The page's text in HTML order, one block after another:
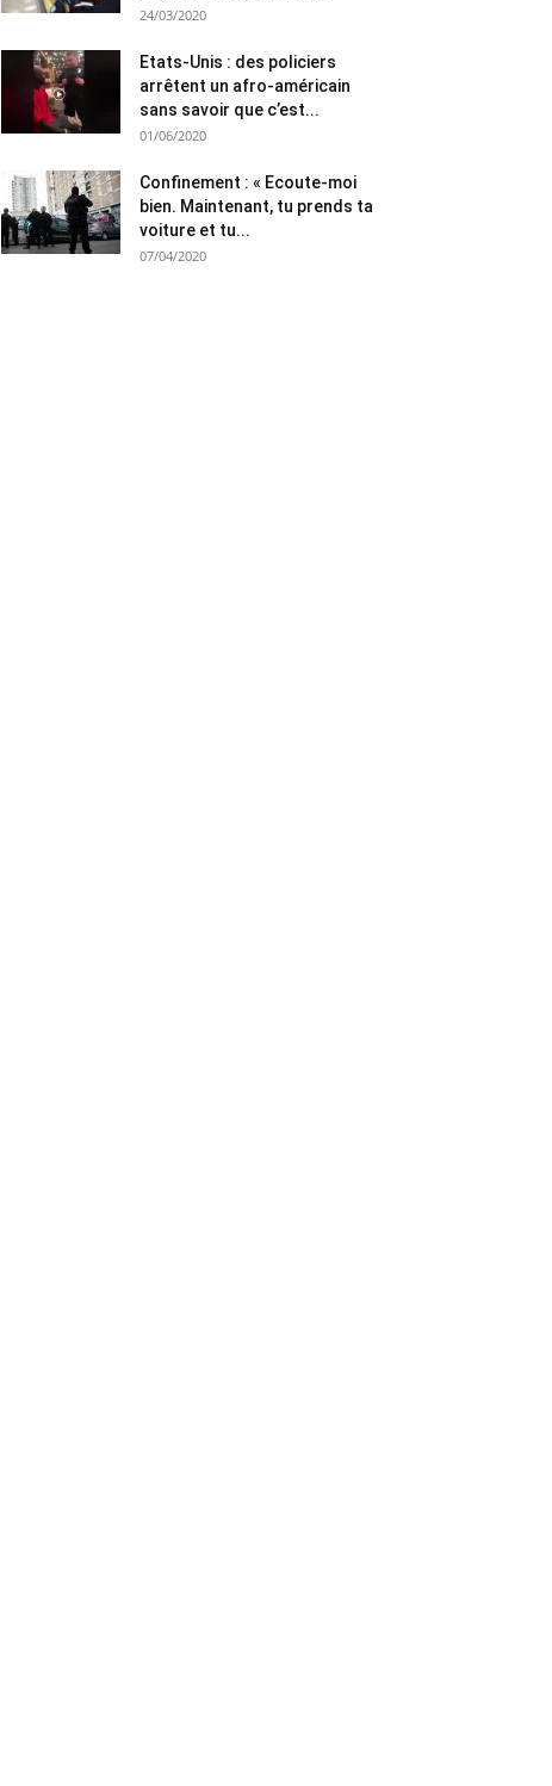
24/03/2020
Etats-Unis : des policiers
arrêtent un afro-américain
sans savoir que c’est...
01/06/2020
Confinement : « Ecoute-moi
bien. Maintenant, tu prends ta
voiture et tu...
07/04/2020